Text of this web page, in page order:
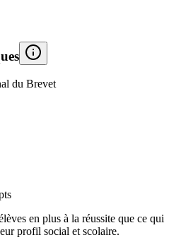
du Brevet
en plus à la réussite que ce qui
profil social et scolaire.